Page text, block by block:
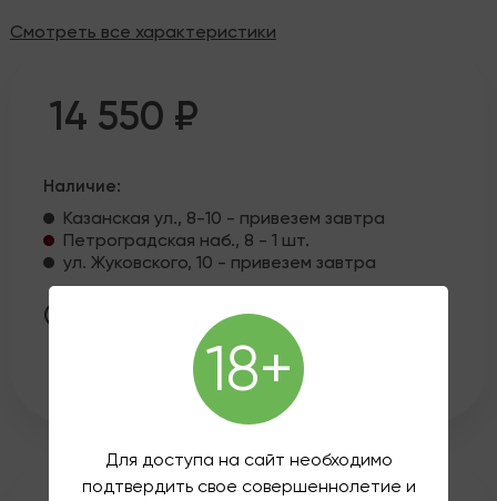
Смотреть все характеристики
14 550 ₽
Наличие:
Казанская ул., 8-10 - привезем завтра
Петроградская наб., 8 - 1 шт.
ул. Жуковского, 10 - привезем завтра
Эта покупка принесет вам
бонусный счет, если вы авторизуетесь
зарегистрируетесь.
18+
Для доступа на сайт необходимо
подтвердить свое совершеннолетие и